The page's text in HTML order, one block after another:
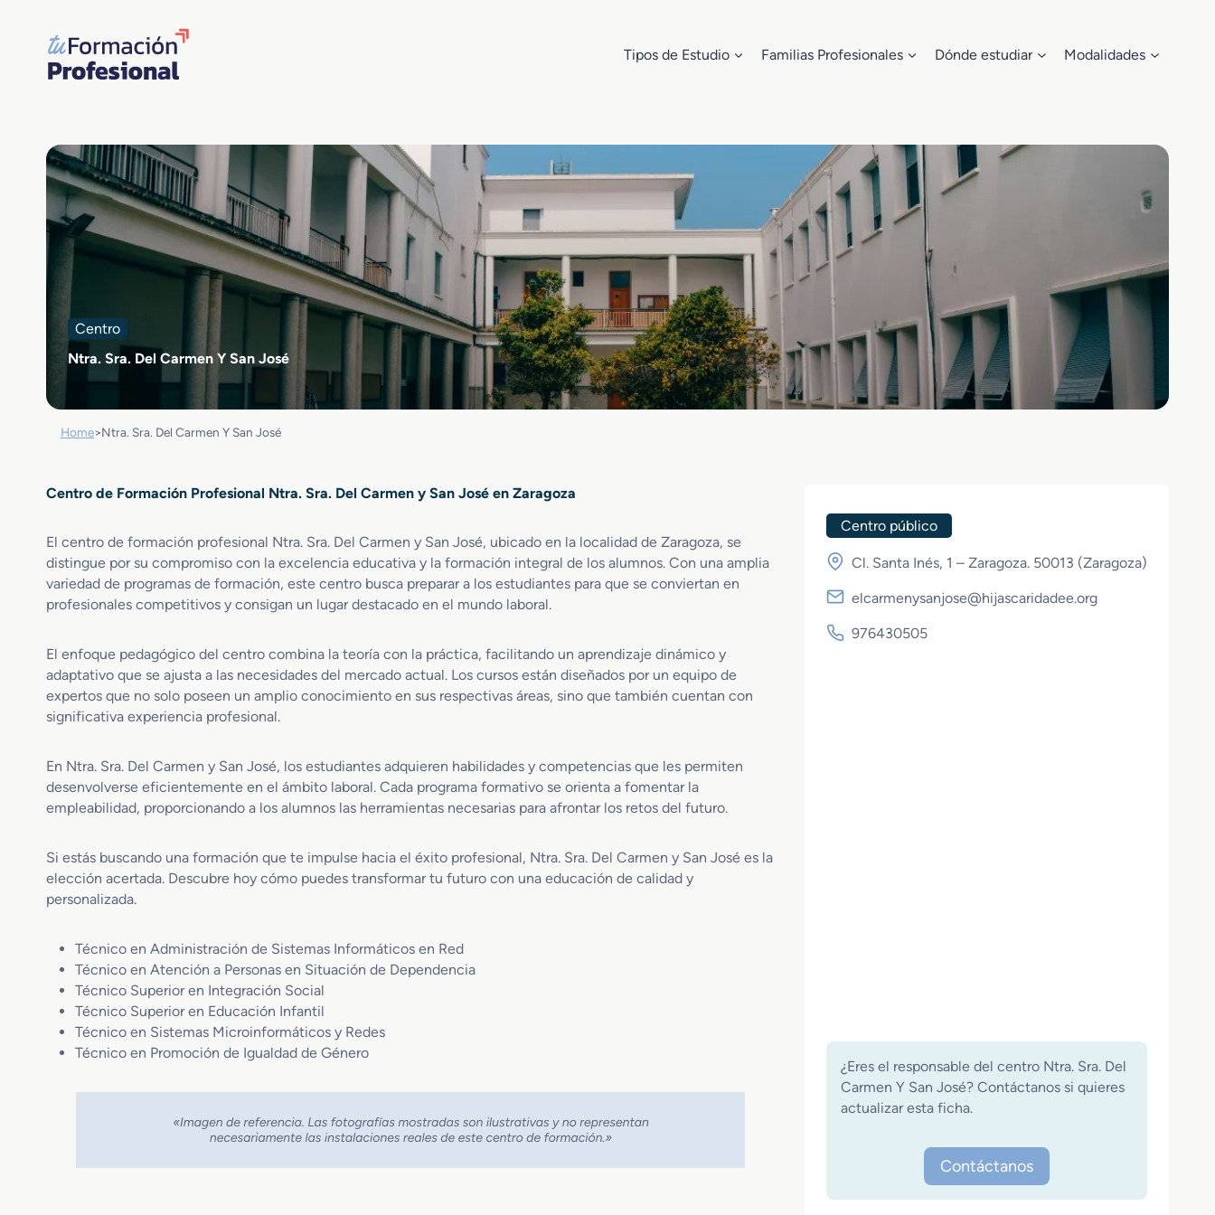
contenido
Tipos de Estudio Familias Profesionales Dónde estudiar Modalidades
Centro
Ntra. Sra. Del Carmen Y San José
Home>Ntra. Sra. Del Carmen Y San José
Centro de Formación Profesional Ntra. Sra. Del Carmen y San José en Zaragoza
El centro de formación profesional Ntra. Sra. Del Carmen y San José, ubicado en la localidad de Zaragoza, se
distingue por su compromiso con la excelencia educativa y la formación integral de los alumnos. Con una amplia
variedad de programas de formación, este centro busca preparar a los estudiantes para que se conviertan en
profesionales competitivos y consigan un lugar destacado en el mundo laboral.
El enfoque pedagógico del centro combina la teoría con la práctica, facilitando un aprendizaje dinámico y
adaptativo que se ajusta a las necesidades del mercado actual. Los cursos están diseñados por un equipo de
expertos que no solo poseen un amplio conocimiento en sus respectivas áreas, sino que también cuentan con
significativa experiencia profesional.
En Ntra. Sra. Del Carmen y San José, los estudiantes adquieren habilidades y competencias que les permiten
desenvolverse eficientemente en el ámbito laboral. Cada programa formativo se orienta a fomentar la
empleabilidad, proporcionando a los alumnos las herramientas necesarias para afrontar los retos del futuro.
Si estás buscando una formación que te impulse hacia el éxito profesional, Ntra. Sra. Del Carmen y San José es la
elección acertada. Descubre hoy cómo puedes transformar tu futuro con una educación de calidad y
personalizada.
Técnico en Administración de Sistemas Informáticos en Red
Técnico en Atención a Personas en Situación de Dependencia
Técnico Superior en Integración Social
Técnico Superior en Educación Infantil
Técnico en Sistemas Microinformáticos y Redes
Técnico en Promoción de Igualdad de Género
Centro público
Cl. Santa Inés, 1 – Zaragoza. 50013 (Zaragoza)
elcarmenysanjose@hijascaridadee.org
976430505
¿Eres el responsable del centro Ntra. Sra. Del
Carmen Y San José? Contáctanos si quieres
actualizar esta ficha.
Contáctanos